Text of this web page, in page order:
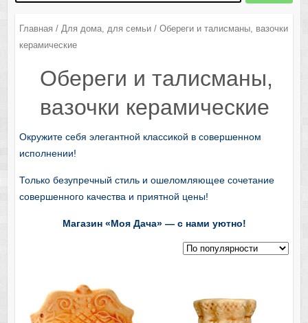
Главная / Для дома, для семьи/ Обереги и талисманы, вазочки
керамические
Обереги и талисманы,
вазочки керамические
Окружите себя элегантной классикой в совершенном
исполнении!
Только безупречный стиль и ошеломляющее сочетание
совершенного качества и приятной цены!
Магазин «Моя Дача» — с нами уютно!